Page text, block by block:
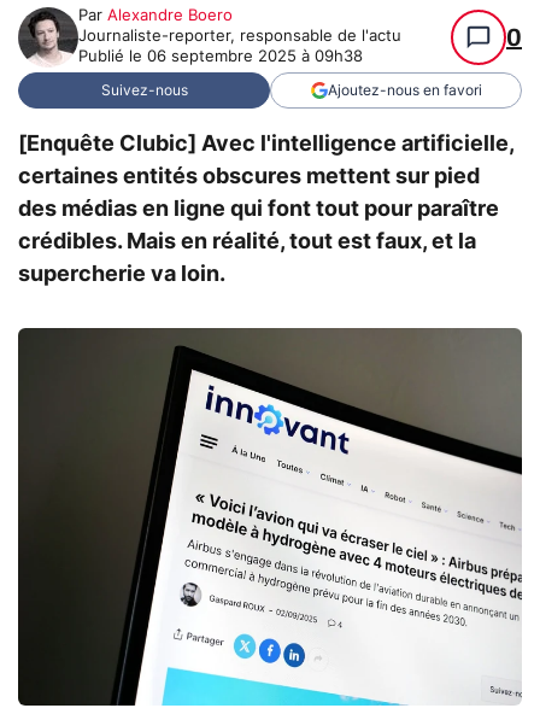
Par Alexandre Boero
Journaliste-reporter, responsable de l'actu
Publié le 06 septembre 2025 à 09h38
0
Suivez-nous Ajoutez-nous en favori
[Enquête Clubic] Avec l'intelligence artificielle,
certaines entités obscures mettent sur pied
des médias en ligne qui font tout pour paraître
crédibles. Mais en réalité, tout est faux, et la
supercherie va loin.